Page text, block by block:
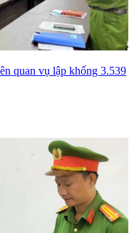
quan vụ lập khống 3.539